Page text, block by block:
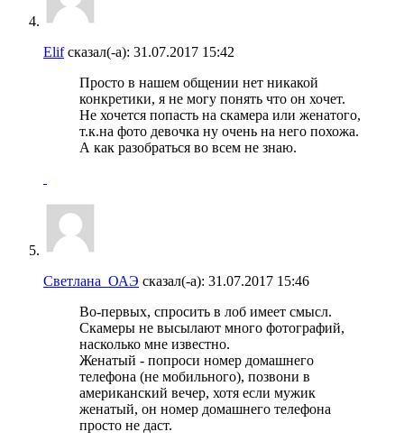
Elifсказал(-а): 31.07.2017 15:42
Просто в нашем общении нет никакой
конкретики, я не могу понять что он хочет.
Не хочется попасть на скамера или женатого,
т.к.на фото девочка ну очень на него похожа.
А как разобраться во всем не знаю.
Светлана_ОАЭ сказал(-а): 31.07.2017 15:46
Во-первых, спросить в лоб имеет смысл.
Скамеры не высылают много фотографий,
насколько мне известно.
Женатый - попроси номер домашнего
телефона (не мобильного), позвони в
американский вечер, хотя если мужик
женатый, он номер домашнего телефона
просто не даст.